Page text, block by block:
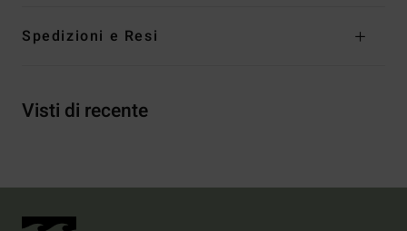
Spedizioni e Resi
Visti di recente